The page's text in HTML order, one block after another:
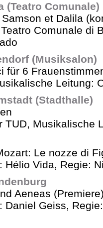
(Teatro Comunale)
et Dalila
Comunale di
(Musiksalon)
für 6
Leitung:
(Stadthalle)
TUD, Musikalische
Le nozze di
Hélio Vida, Regie:
Aeneas
Daniel Geiss,